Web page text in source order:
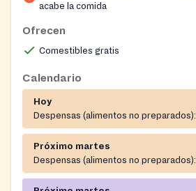
acabe la comida
Ofrecen
Comestibles gratis
Calendario
Hoy
Despensas (alimentos no preparados):
Próximo martes
Despensas (alimentos no preparados):